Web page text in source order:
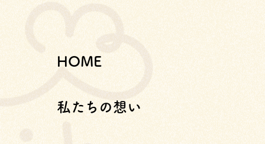
HOME
私たちの想い